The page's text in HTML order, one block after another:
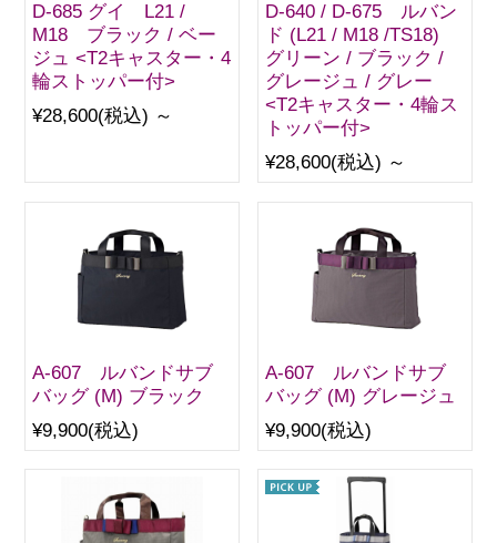
D-685 グイ L21 /
M18 ブラック / ベー
ジュ <T2キャスター・4
輪ストッパー付>
¥28,600(税込) ～
D-640 / D-675 ルバン
ド (L21 / M18 /TS18)
グリーン / ブラック /
グレージュ / グレー
<T2キャスター・4輪ス
トッパー付>
¥28,600(税込) ～
A-607 ルバンドサブ
バッグ (M) ブラック
¥9,900(税込)
A-607 ルバンドサブ
バッグ (M) グレージュ
¥9,900(税込)